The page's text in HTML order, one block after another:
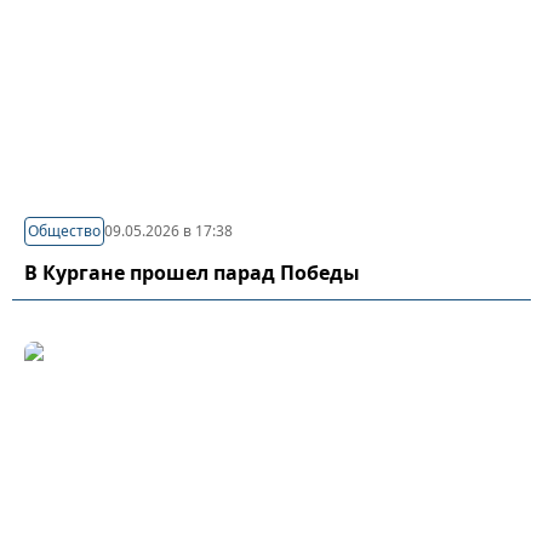
Общество09.05.2026 в 17:38
В Кургане прошел парад Победы